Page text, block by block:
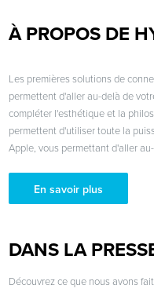
À PROPOS DE
Les premières solutions de
permettent d'aller au-delà de
compléter l'esthétique et la
permettent d'utiliser toute la
Apple, vous permettant d'aller
En savoir plus
DANS LA
Découvrez ce que nous avons